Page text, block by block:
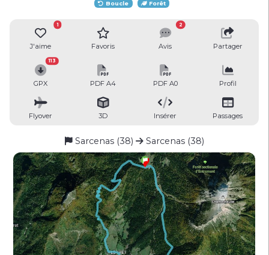
Boucle Forêt
J'aime
1
Favoris Avis
2
Partager
GPX
113
PDF A4 PDF A0 Profil
Flyover 3D Insérer Passages
Sarcenas (38) Sarcenas (38)